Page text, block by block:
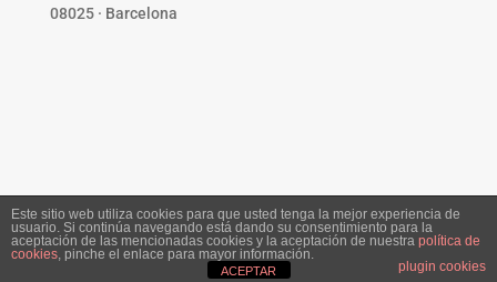
08025 · Barcelona
Privacy Policy •Copyright © 2023 David G. Forés. All
rights reserved.
Este sitio web utiliza cookies para que usted tenga la mejor experiencia de
usuario. Si continúa navegando está dando su consentimiento para la
aceptación de las mencionadas cookies y la aceptación de nuestra política de
cookies, pinche el enlace para mayor información.
plugin cookies
ACEPTAR